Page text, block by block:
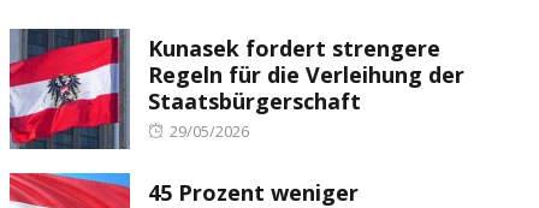
Kunasek fordert strengere
Regeln für die Verleihung der
Staatsbürgerschaft
Posted
29/05/2026
45 Prozent weniger